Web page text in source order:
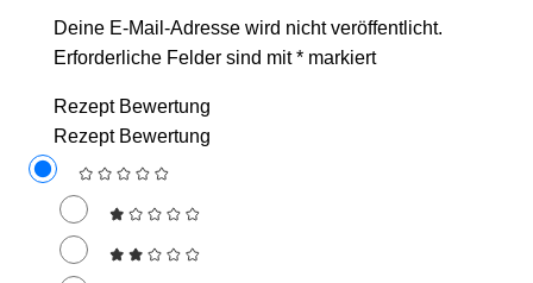
Deine E-Mail-Adresse wird nicht veröffentlicht.
Erforderliche Felder sind mit*markiert
Rezept Bewertung
Rezept Bewertung